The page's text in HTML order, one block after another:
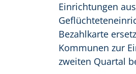
Einrichtungen
Bezahlkarte
Kommunen zur
zweiten Quartal